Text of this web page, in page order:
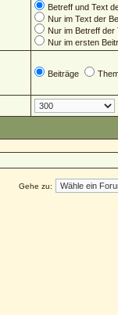
Betreff und Text
Nur im Text der
Nur im Betreff der
Nur im ersten
Beiträge
Gehe zu: